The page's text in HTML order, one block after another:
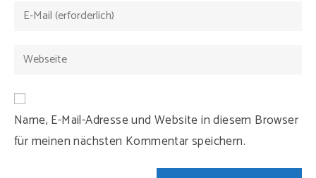
oder
zum
Gib
Mail-
zum
Kommentieren
ein
Gib
URL
ein
(optional)
Name, E-Mail-Adresse und Website in diesem Browser
für meinen nächsten Kommentar speichern.